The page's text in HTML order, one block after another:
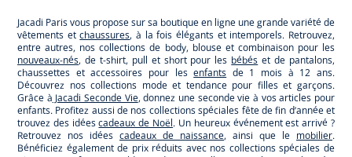
Jacadi Paris vous propose sur sa boutique en ligne une grande variété de
vêtements etchaussures, à la fois élégants et intemporels. Retrouvez,
entre autres, nos collections de body, blouse et combinaison pour les
nouveaux-nés, de t-shirt, pull et short pour les bébés et de pantalons,
chaussettes et accessoires pour lesenfants de 1 mois à 12 ans.
Découvrez nos collections mode et tendance pour filles et garçons.
Grâce à Jacadi Seconde Vie, donnez une seconde vie à vos articles pour
enfants. Profitez aussi de nos collections spéciales fête de fin d’année et
trouvez des idéescadeaux de Noël. Un heureux événement est arrivé ?
Retrouvez nos idées cadeaux de naissance, ainsi que le mobilier.
Bénéficiez également de prix réduits avec nos collections spéciales de